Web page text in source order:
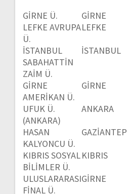
GİRNE Ü.
GİRNE
LEFKE AVRUPA
Ü.
LEFKE
İSTANBUL
SABAHATTİN
ZAİM Ü.
İSTANBUL
GİRNE
AMERİKAN Ü.
GİRNE
UFUK Ü.
(ANKARA)
ANKARA
HASAN
KALYONCU Ü.
GAZİANTEP
KIBRIS SOSYAL
BİLİMLER Ü.
KIBRIS
ULUSLARARASI
FİNAL Ü.
GİRNE